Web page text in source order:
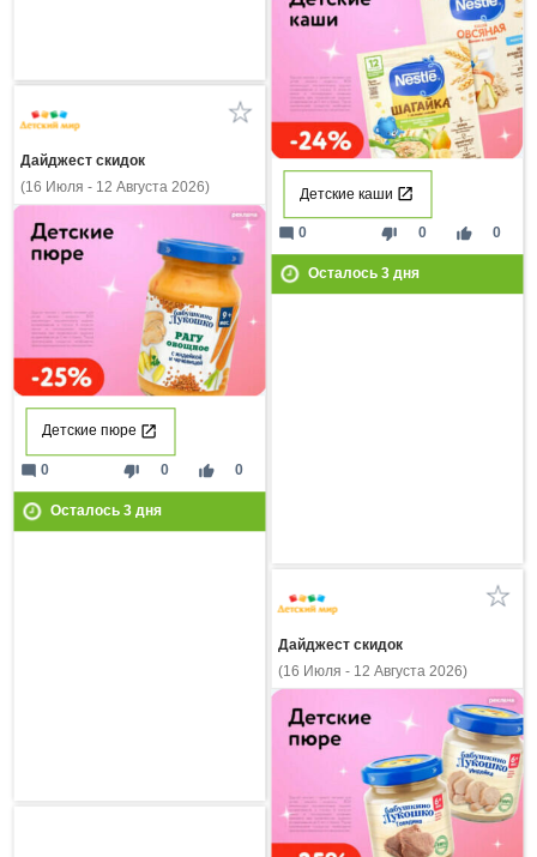
Детские каши
thumb_down 0 thumb_up 0
mode_comment 0
Осталось 3дня
Дайджест скидок
(16 Июля - 12 Августа 2026)
Детские пюре
thumb_down 0 thumb_up 0
mode_comment 0
Осталось 3дня
Дайджест скидок
(16 Июля - 12 Августа 2026)